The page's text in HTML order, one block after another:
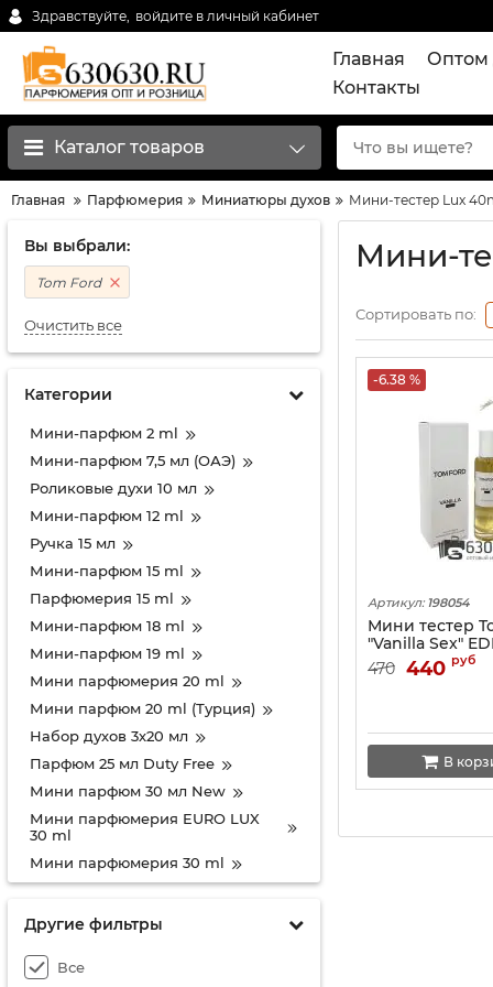
Здравствуйте, войдите в личный кабинет
Главная Оптом
Контакты
Каталог товаров
Главная Парфюмерия Миниатюры духов Мини-тестер Lux
Вы выбрали:
Tom Ford
Очистить все
Категории
Мини-парфюм 2 ml
Мини-парфюм 7,5 мл (ОАЭ)
Роликовые духи 10 мл
Мини-парфюм 12 ml
Ручка 15 мл
Мини-парфюм 15 ml
Парфюмерия 15 ml
Мини-парфюм 18 ml
Мини-парфюм 19 ml
Мини парфюмерия 20 ml
Мини парфюм 20 ml (Турция)
Набор духов 3х20 мл
Парфюм 25 мл Duty Free
Мини парфюм 30 мл New
Мини парфюмерия EURO LUX
30 ml
Мини парфюмерия 30 ml
Мини парфюм 33 ml
Мини парфюм Дубай 34 мл
Мини тестер 35 ml-Турция
Другие фильтры
Все
Мини-
Сортировать по:
-6.38 %
Артикул: 198054
Мини тестер
"Vanilla Sex"
470 440 руб
В